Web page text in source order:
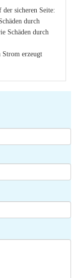
sicheren Seite:
durch
Schäden durch
erzeugt